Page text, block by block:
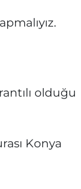
olduğu
Konya